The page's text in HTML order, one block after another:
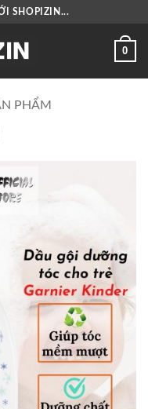
SHOPIZIN...
0
PHẨM